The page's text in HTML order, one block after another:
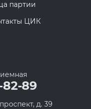
партии
ЦИК
82-89
д. 39